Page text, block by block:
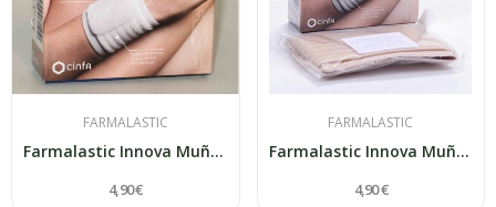
FARMALASTIC
Farmalastic Innova Muñequera Velcro Beige Talla...
4,90 €
FARMALASTIC
Farmalastic Innova Muñequera Velcro Beige Talla...
4,90 €